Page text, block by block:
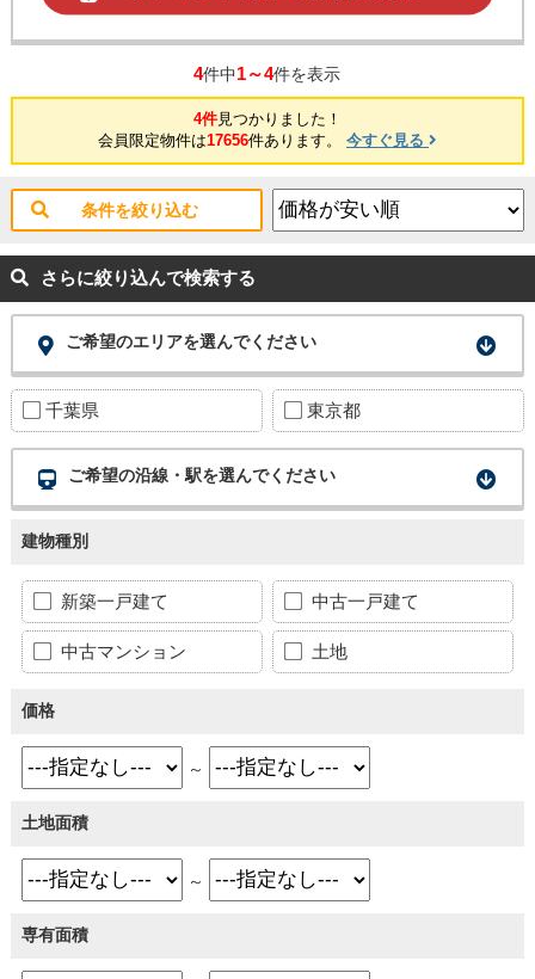
4件中1～4件を表示
4件見つかりました！
会員限定物件は17656件あります。 今すぐ見る
条件を絞り込む
さらに絞り込んで検索する
ご希望のエリアを選んでください
千葉県 東京都
ご希望の沿線・駅を選んでください
建物種別
新築一戸建て 中古一戸建て
中古マンション 土地
価格
～
土地面積
～
専有面積